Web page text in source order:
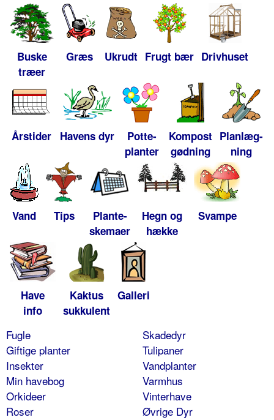
Buske
træer
Græs Ukrudt Frugt bær Drivhuset
Årstider Havens dyr
Potte-
planter
Kompost
gødning
Planlæg-
ning
Vand Tips
Plante-
skemaer
Hegn og
hække
Svampe
Have
info
Kaktus
sukkulent
Galleri
Fugle
Giftige planter
Insekter
Min havebog
Orkideer
Roser
Skadedyr
Tulipaner
Vandplanter
Varmhus
Vinterhave
Øvrige Dyr